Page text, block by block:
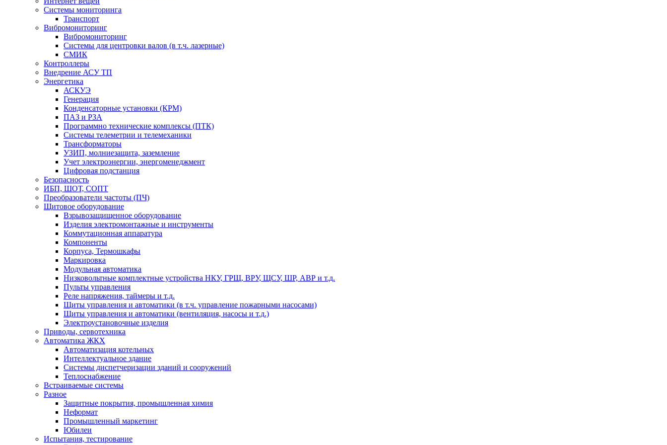
Системы мониторинга
Транспорт
Вибромониторинг
Вибромониторинг
Системы для центровки валов (в т.ч. лазерные)
СМИК
Контроллеры
Внедрение АСУ ТП
Энергетика
АСКУЭ
Генерация
Конденсаторные установки (КРМ)
ПАЗ и РЗА
Программно технические комплексы (ПТК)
Системы телеметрии и телемеханики
Трансформаторы
УЗИП, молниезащита, заземление
Учет электроэнергии, энергоменеджмент
Цифровая подстанция
Безопасность
ИБП, ШОТ, СОПТ
Преобразователи частоты (ПЧ)
Щитовое оборудование
Взрывозащищенное оборудование
Изделия электромонтажные и инструменты
Коммутационная аппаратура
Компоненты
Корпуса, Термошкафы
Маркировка
Модульная автоматика
Низковольтные комплектные устройства НКУ, ГРЩ, ВРУ, ЩСУ, ШР, АВР и т.д.
Пульты управления
Реле напряжения, таймеры и т.д.
Щиты управления и автоматики (в т.ч. управление пожарными насосами)
Щиты управления и автоматики (вентиляция, насосы и т.д.)
Электроустановочные изделия
Приводы, сервотехника
Автоматика ЖКХ
Автоматизация котельных
Интеллектуальное здание
Системы диспетчеризации зданий и сооружений
Теплоснабжение
Встраиваемые системы
Разное
Защитные покрытия, промышленная химия
Неформат
Промышленный маркетинг
Юбилеи
Испытания, тестирование